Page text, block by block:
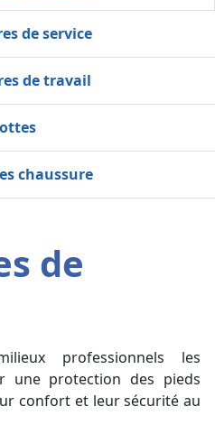
de service
de travail
chaussure
de
professionnels les
une protection des pieds
confort et leur sécurité au